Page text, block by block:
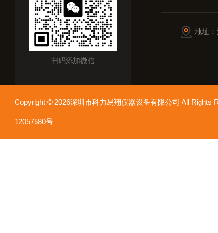
扫码添加微信
地址
Copyright © 2026深圳市科力易翔仪器设备有限公司 All
12057580号